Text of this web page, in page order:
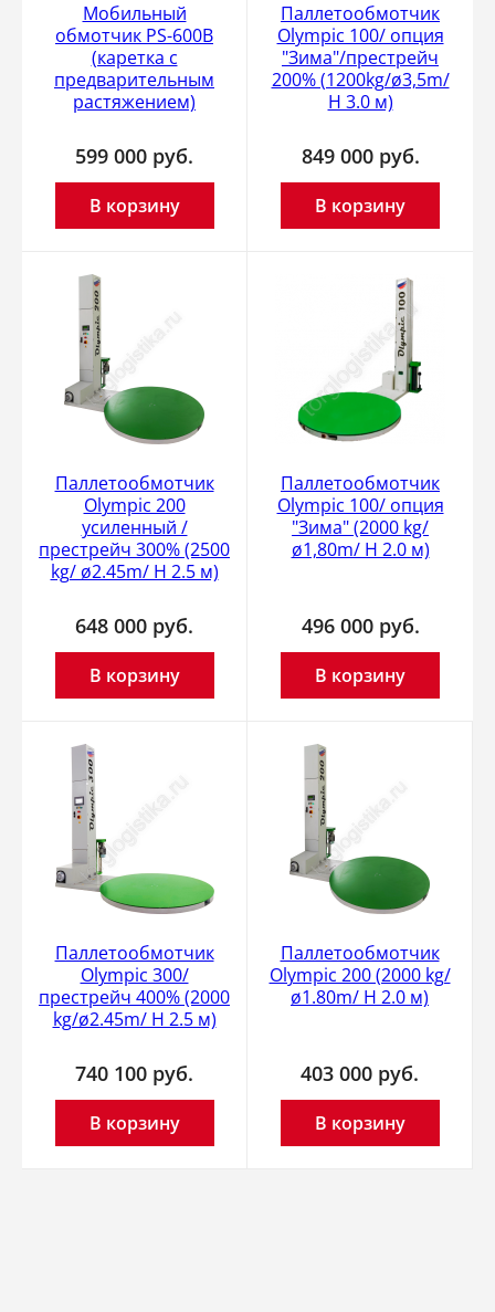
Мобильный
обмотчик PS-600B
(каретка с
предварительным
растяжением)
599 000 руб.
В корзину
Паллетообмотчик
Olympic 100/ опция
"Зима"/престрейч
200% (1200kg/ø3,5m/
H 3.0 м)
849 000 руб.
В корзину
Паллетообмотчик
Olympic 200
усиленный /
престрейч 300% (2500
kg/ ø2.45m/ H 2.5 м)
648 000 руб.
В корзину
Паллетообмотчик
Olympic 100/ опция
"Зима" (2000 kg/
ø1,80m/ H 2.0 м)
496 000 руб.
В корзину
Паллетообмотчик
Olympic 300/
престрейч 400% (2000
kg/ø2.45m/ H 2.5 м)
740 100 руб.
В корзину
Паллетообмотчик
Olympic 200 (2000 kg/
ø1.80m/ H 2.0 м)
403 000 руб.
В корзину